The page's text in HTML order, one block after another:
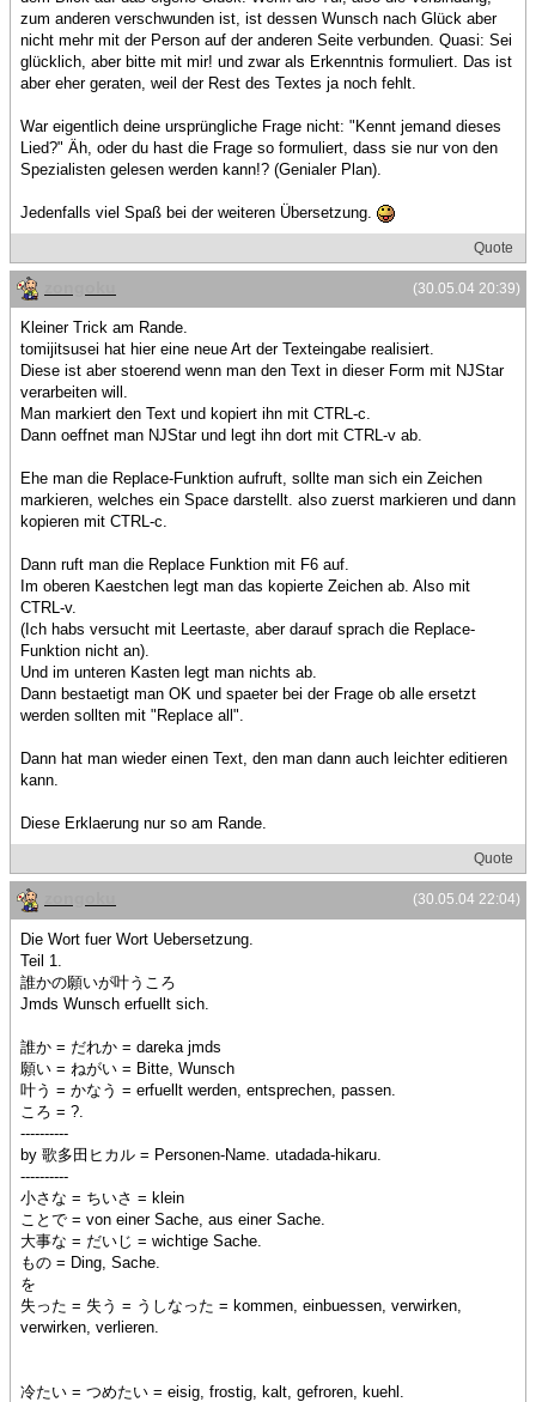
zum anderen verschwunden ist, ist dessen Wunsch nach Glück aber
nicht mehr mit der Person auf der anderen Seite verbunden. Quasi: Sei
glücklich, aber bitte mit mir! und zwar als Erkenntnis formuliert. Das ist
aber eher geraten, weil der Rest des Textes ja noch fehlt.
War eigentlich deine ursprüngliche Frage nicht: "Kennt jemand dieses
Lied?" Äh, oder du hast die Frage so formuliert, dass sie nur von den
Spezialisten gelesen werden kann!? (Genialer Plan).
Jedenfalls viel Spaß bei der weiteren Übersetzung.
Quote
(30.05.04 20:39)
Kleiner Trick am Rande.
tomijitsusei hat hier eine neue Art der Texteingabe realisiert.
Diese ist aber stoerend wenn man den Text in dieser Form mit NJStar
verarbeiten will.
Man markiert den Text und kopiert ihn mit CTRL-c.
Dann oeffnet man NJStar und legt ihn dort mit CTRL-v ab.
Ehe man die Replace-Funktion aufruft, sollte man sich ein Zeichen
markieren, welches ein Space darstellt. also zuerst markieren und dann
kopieren mit CTRL-c.
Dann ruft man die Replace Funktion mit F6 auf.
Im oberen Kaestchen legt man das kopierte Zeichen ab. Also mit
CTRL-v.
(Ich habs versucht mit Leertaste, aber darauf sprach die Replace-
Funktion nicht an).
Und im unteren Kasten legt man nichts ab.
Dann bestaetigt man OK und spaeter bei der Frage ob alle ersetzt
werden sollten mit "Replace all".
Dann hat man wieder einen Text, den man dann auch leichter editieren
kann.
Diese Erklaerung nur so am Rande.
Quote
(30.05.04 22:04)
Die Wort fuer Wort Uebersetzung.
Teil 1.
誰かの願いが叶うころ
Jmds Wunsch erfuellt sich.
誰か = だれか = dareka jmds
願い = ねがい = Bitte, Wunsch
叶う = かなう = erfuellt werden, entsprechen, passen.
ころ = ?.
----------
by 歌多田ヒカル = Personen-Name. utadada-hikaru.
----------
小さな = ちいさ = klein
ことで = von einer Sache, aus einer Sache.
大事な = だいじ = wichtige Sache.
もの = Ding, Sache.
を
失った = 失う = うしなった = kommen, einbuessen, verwirken,
verwirken, verlieren.
冷たい = つめたい = eisig, frostig, kalt, gefroren, kuehl.